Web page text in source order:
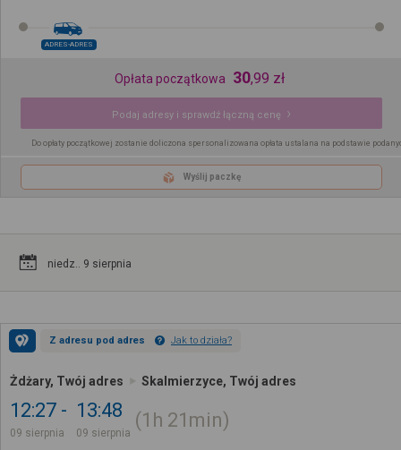
ADRES-ADRES
Opłata początkowa 30,99 zł
Podaj adresy i sprawdź łączną cenę
Do opłaty początkowej zostanie doliczona spersonalizowana opłata ustalana na podstawie
Wyślij paczkę
niedz.. 9 sierpnia
Z adresu pod adres Jak to działa?
Żdżary, Twój adres Skalmierzyce, Twój adres
12:27
09 sierpnia
13:48
09 sierpnia
1h 21min